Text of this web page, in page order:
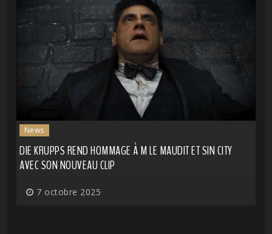
News
DIE KRUPPS REND HOMMAGE À M LE MAUDIT ET SIN CITY
AVEC SON NOUVEAU CLIP
7 octobre 2025